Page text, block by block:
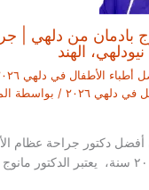
بادمان من دلهي |
الهند
أطباء الأطفال في دلهي ٢٠٢٦
دلهي ٢٠٢٦
/ بواسطة
أفضل دكتور جراحة عظام